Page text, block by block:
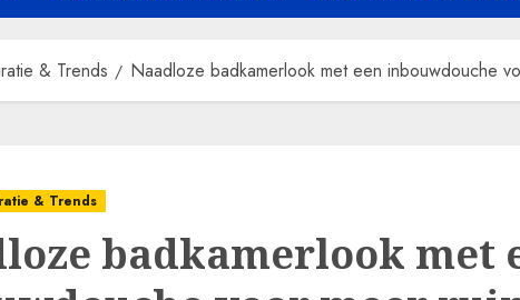
& Trends Naadloze badkamerlook met een inbouwdouche
& Trends
badkamerlook met